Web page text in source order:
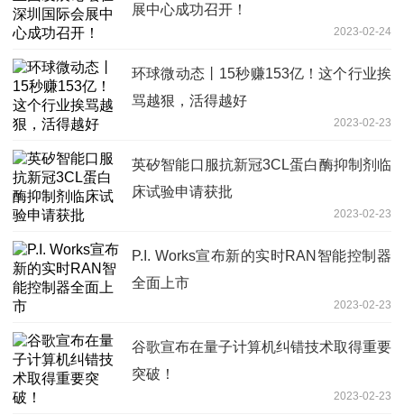
展中心成功召开！
2023-02-24
环球微动态丨15秒赚153亿！这个行业挨
骂越狠，活得越好
2023-02-23
英矽智能口服抗新冠3CL蛋白酶抑制剂临
床试验申请获批
2023-02-23
P.I. Works宣布新的实时RAN智能控制器
全面上市
2023-02-23
谷歌宣布在量子计算机纠错技术取得重要
突破！
2023-02-23